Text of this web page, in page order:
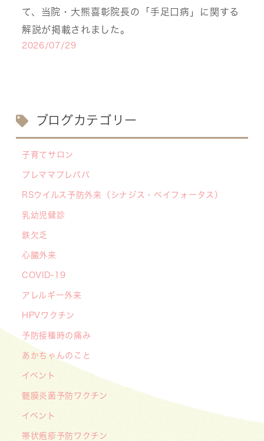
て、当院・大熊喜彰院長の「手足口病」に関する
解説が掲載されました。
2026/07/29
2026/07/13
【お知らせ】川崎市の「麻しん（はしか）対策事
2026/07/07
【デジタル診察券に移行します】
2026/06/16
【メディア・取材】学研の子育て応援サイト「こ
そだてまっぷ」に大熊喜彰院長監修の記事（こど
もの日焼け対策）がアップされました！
2026/05/19
とともに子どもの未来を創るクリニックへ
――「武蔵小杉 森のこどもクリニック」の新た
な挑戦
2026/05/08
【メディア・取材】４月１０日発売「子供の科
学」５月号の「なぜ？なぜ？どうして？」で大熊
ブログカテゴリー
子育てサロン
プレママプレパパ
RSウイルス予防外来（シナジス・ベイフォータス）
乳幼児健診
鉄欠乏
心臓外来
COVID-19
アレルギー外来
HPVワクチン
予防接種時の痛み
あかちゃんのこと
イベント
髄膜炎菌予防ワクチン
イベント
帯状疱疹予防ワクチン